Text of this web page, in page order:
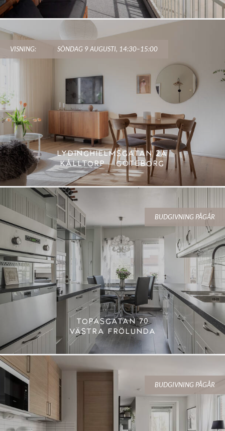
VISNING: SÖNDAG 9 AUGUSTI, 14:30–15:00
LYDINGHIELMSGATAN 2A
KÅLLTORP – GÖTEBORG
BUDGIVNING PÅGÅR
TOPASGATAN 70
VÄSTRA FRÖLUNDA
BUDGIVNING PÅGÅR